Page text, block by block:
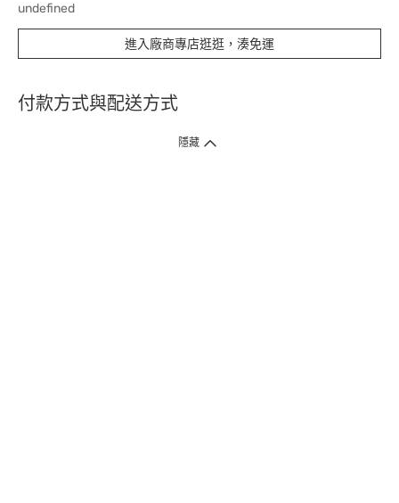
undefined
進入廠商專店逛逛，湊免運
付款方式與配送方式
隱藏